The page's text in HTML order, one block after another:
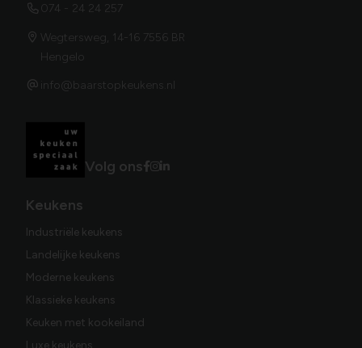
074 - 24 24 257
Wegtersweg, 14-16 7556 BR
Hengelo
info@baarstopkeukens.nl
Volg ons
Keukens
Industriële keukens
Landelijke keukens
Moderne keukens
Klassieke keukens
Keuken met kookeiland
Luxe keukens